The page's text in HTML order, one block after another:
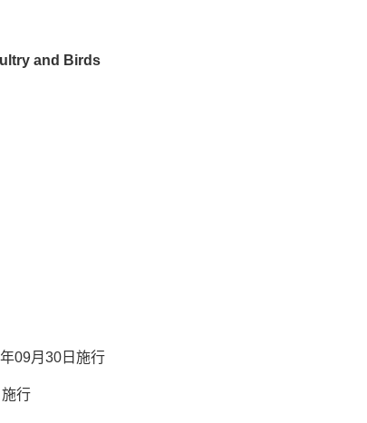
and Birds
09月30日施行
行